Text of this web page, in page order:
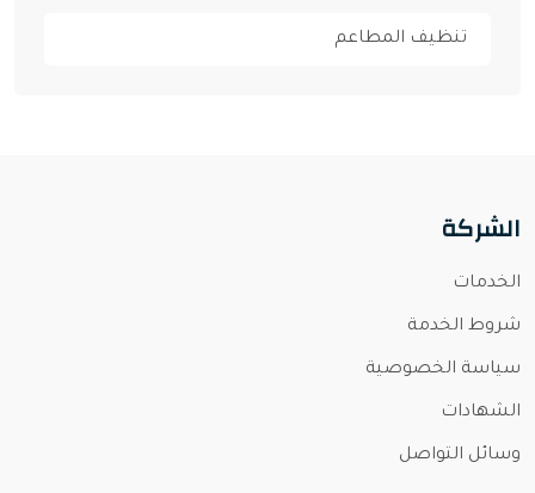
تنظيف المطاعم
الشركة
الخدمات
شروط الخدمة
سياسة الخصوصية
الشهادات
وسائل التواصل